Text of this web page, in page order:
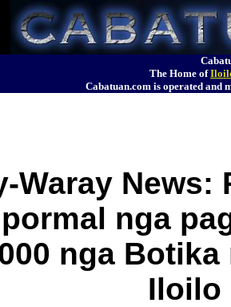
The Home of
Cabatuan.com is operated
Waray News:
nga
nga
Iloilo